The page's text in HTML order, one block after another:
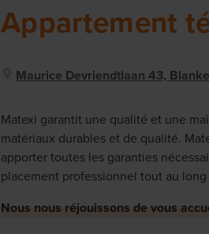
Appartement
Maurice Devriendtlaan 43,
Matexi garantit une qualité et une
matériaux durables et de qualité.
apporter toutes les garanties
placement professionnel tout au
Nous nous réjouissons de vous